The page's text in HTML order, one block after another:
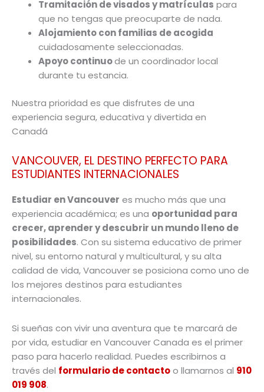
Tramitación de visados y matrículas para
que no tengas que preocuparte de nada.
Alojamiento con familias de acogida
cuidadosamente seleccionadas.
Apoyo continuode un coordinador local
durante tu estancia.
Nuestra prioridad es que disfrutes de una
experiencia segura, educativa y divertida en
Canadá
VANCOUVER, EL DESTINO PERFECTO PARA
ESTUDIANTES INTERNACIONALES
Estudiar en Vancouver es mucho más que una
experiencia académica; es una oportunidad para
crecer, aprender y descubrir un mundo lleno de
posibilidades. Con su sistema educativo de primer
nivel, su entorno natural y multicultural, y su alta
calidad de vida, Vancouver se posiciona como uno de
los mejores destinos para estudiantes
internacionales.
Si sueñas con vivir una aventura que te marcará de
por vida, estudiar en Vancouver Canada es el primer
paso para hacerlo realidad. Puedes escribirnos a
través del formulario de contactoo llamarnos al 910
019 908.